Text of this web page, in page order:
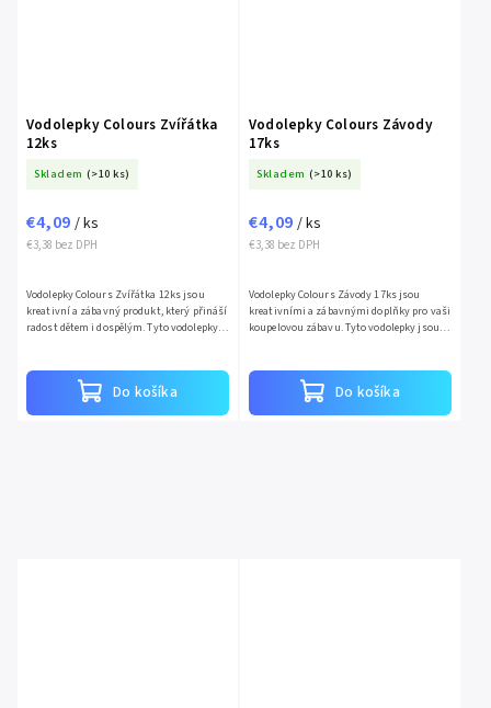
Vodolepky Colours Zvířátka
12ks
Skladem (>10 ks)
€3,38 bez DPH
€4,09 / ks
Do košíka
Vodolepky Colours Zvířátka 12ks jsou
kreativní a zábavný produkt, který přináší
radost dětem i dospělým. Tyto vodolepky
Vodolepky Colours Závody
17ks
Skladem (>10 ks)
€3,38 bez DPH
€4,09 / ks
Do košíka
Vodolepky Colours Závody 17ks jsou
kreativními a zábavnými doplňky pro vaši
koupelovou zábavu. Tyto vodolepky jsou